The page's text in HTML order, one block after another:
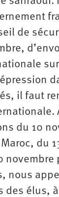
de
il faut
du 10
du
novembre
nous
des élus,